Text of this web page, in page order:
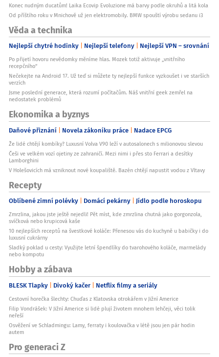
Konec nudným ducatům! Laika Ecovip Evoluzione má barvy podle okruhů a litá kola
Od příštího roku v Mnichově už jen elektromobily. BMW spouští výrobu sedanu i3
Věda a technika
Nejlepší chytré hodinky Nejlepší telefony Nejlepší VPN – srovnání
Po přijetí hovoru nevědomky měníme hlas. Mozek totiž aktivuje „vnitřního
recepčního“
Nečekejte na Android 17. Už teď si můžete ty nejlepší funkce vyzkoušet i ve starších
verzích
Jsme poslední generace, která rozumí počítačům. Náš vnitřní geek zemřel na
nedostatek problémů
Ekonomika a byznys
Daňové přiznání Novela zákoníku práce Nadace EPCG
Že lidé chtějí kombíky? Luxusní Volva V90 leží v autosalonech s milionovou slevou
Češi ve velkém vozí ojetiny ze zahraničí. Mezi nimi i přes sto Ferrari a desítky
Lamborghini
V Holešovicích má vzniknout nové koupaliště. Bazén chtějí napustit vodou z Vltavy
Recepty
Oblíbené zimní polévky Domácí pekárny Jídlo podle horoskopu
Zmrzlina, jakou jste ještě nejedli! Pět míst, kde zmrzlina chutná jako gorgonzola,
svíčková nebo krupicová kaše
10 nejlepších receptů na švestkové koláče: Přenesou vás do kuchyně u babičky i do
luxusní cukrárny
Sladký poklad u cesty: Využijte letní špendlíky do tvarohového koláče, marmelády
nebo kompotu
Hobby a zábava
BLESK Tlapky Divoký kačer Netflix filmy a seriály
Cestovní horečka šlechty: Chuďas z Klatovska otrokářem v Jižní Americe
Filip Vondrášek: V Jižní Americe si lidé plují životem mnohem lehčeji, věci tolik
neřeší
Osvěžení ve Schladmingu: Lamy, ferraty i koulovačka v létě jsou jen pár hodin
autem
Pro generaci Z